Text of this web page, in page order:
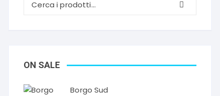
ON SALE
Borgo Sud